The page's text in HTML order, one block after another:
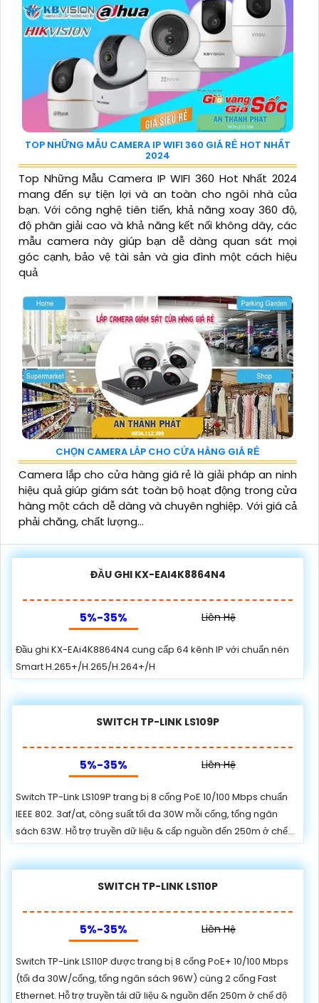
TOP NHỮNG MẪU CAMERA IP WIFI 360 GIÁ RẺ HOT NHẤT
2024
Top Những Mẫu Camera IP WIFI 360 Hot Nhất 2024
mang đến sự tiện lợi và an toàn cho ngôi nhà của
bạn. Với công nghệ tiên tiến, khả năng xoay 360 độ,
độ phân giải cao và khả năng kết nối không dây, các
mẫu camera này giúp bạn dễ dàng quan sát mọi
góc cạnh, bảo vệ tài sản và gia đình một cách hiệu
quả
CHỌN CAMERA LẮP CHO CỬA HÀNG GIÁ RẺ
Camera lắp cho cửa hàng giá rẻ là giải pháp an ninh
hiệu quả giúp giám sát toàn bộ hoạt động trong cửa
hàng một cách dễ dàng và chuyên nghiệp. Với giá cả
phải chăng, chất lượng...
ĐẦU GHI KX-EAI4K8864N4
5%-35% Liên Hệ
Đầu ghi KX-EAi4K8864N4 cung cấp 64 kênh IP với chuẩn nén
Smart H.265+/H.265/H.264+/H
SWITCH TP-LINK LS109P
5%-35% Liên Hệ
Switch TP-Link LS109P trang bị 8 cổng PoE 10/100 Mbps chuẩn
IEEE 802. 3af/at, công suất tối đa 30W mỗi cổng, tổng ngân
sách 63W. Hỗ trợ truyền dữ liệu & cấp nguồn đến 250m ở chế...
SWITCH TP-LINK LS110P
5%-35% Liên Hệ
Switch TP-Link LS110P được trang bị 8 cổng PoE+ 10/100 Mbps
(tối đa 30W/cổng, tổng ngân sách 96W) cùng 2 cổng Fast
Ethernet. Hỗ trợ truyền tải dữ liệu & nguồn đến 250m ở chế độ